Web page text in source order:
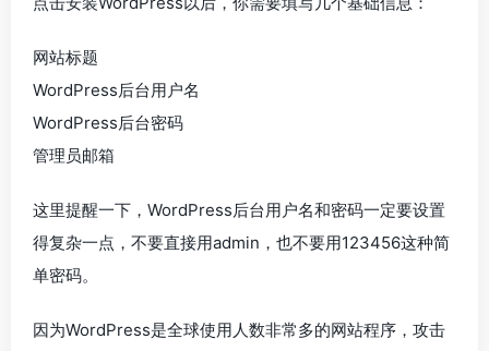
网站标题
WordPress后台用户名
WordPress后台密码
管理员邮箱
这里提醒一下，WordPress后台用户名和密码一定要设置
得复杂一点，不要直接用admin，也不要用123456这种简
单密码。
因为WordPress是全球使用人数非常多的网站程序，攻击